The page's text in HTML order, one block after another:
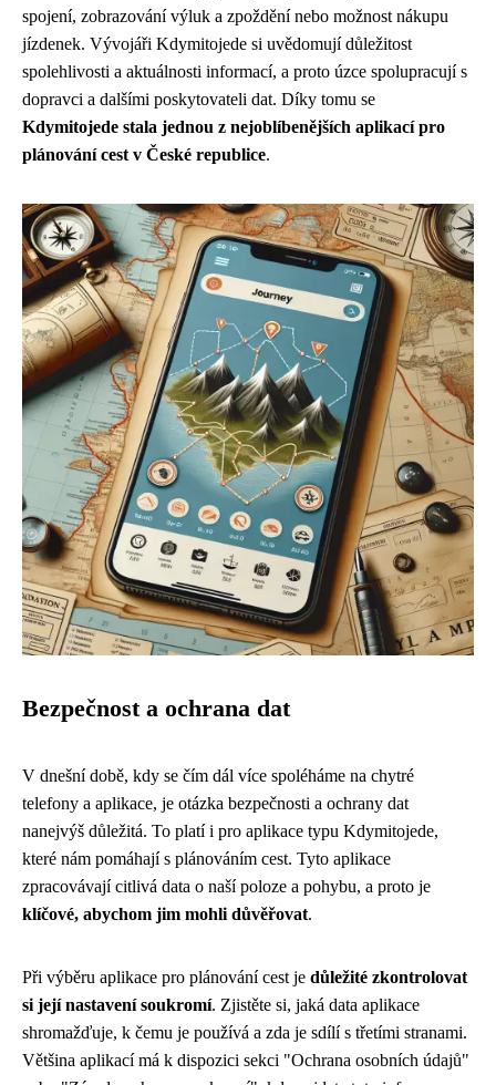
spojení, zobrazování výluk a zpoždění nebo možnost nákupu
jízdenek. Vývojáři Kdymitojede si uvědomují důležitost
spolehlivosti a aktuálnosti informací, a proto úzce spolupracují s
dopravci a dalšími poskytovateli dat. Díky tomu se
Kdymitojede stala jednou z nejoblíbenějších aplikací pro
plánování cest v České republice.
Bezpečnost a ochrana dat
V dnešní době, kdy se čím dál více spoléháme na chytré
telefony a aplikace, je otázka bezpečnosti a ochrany dat
nanejvýš důležitá. To platí i pro aplikace typu Kdymitojede,
které nám pomáhají s plánováním cest. Tyto aplikace
zpracovávají citlivá data o naší poloze a pohybu, a proto je
klíčové, abychom jim mohli důvěřovat.
Při výběru aplikace pro plánování cest je důležité zkontrolovat
si její nastavení soukromí. Zjistěte si, jaká data aplikace
shromažďuje, k čemu je používá a zda je sdílí s třetími stranami.
Většina aplikací má k dispozici sekci "Ochrana osobních údajů"